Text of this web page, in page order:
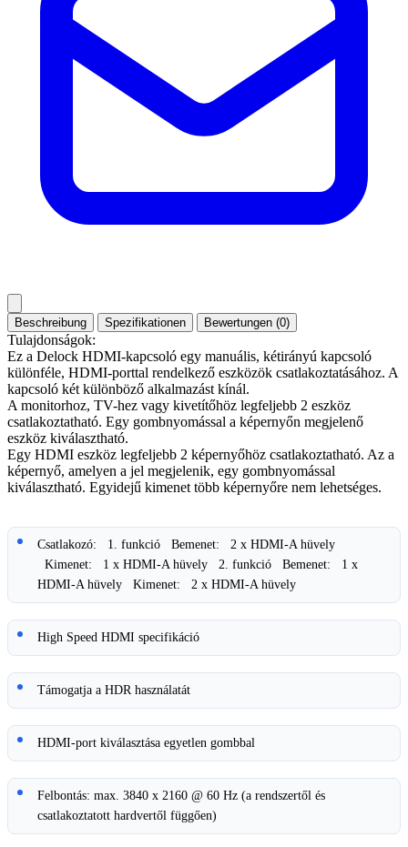
Beschreibung Spezifikationen Bewertungen (0)
Tulajdonságok:
Ez a Delock HDMI-kapcsoló egy manuális, kétirányú kapcsoló
különféle, HDMI-porttal rendelkező eszközök csatlakoztatásához. A
kapcsoló két különböző alkalmazást kínál.
A monitorhoz, TV-hez vagy kivetítőhöz legfeljebb 2 eszköz
csatlakoztatható. Egy gombnyomással a képernyőn megjelenő
eszköz kiválasztható.
Egy HDMI eszköz legfeljebb 2 képernyőhöz csatlakoztatható. Az a
képernyő, amelyen a jel megjelenik, egy gombnyomással
kiválasztható. Egyidejű kimenet több képernyőre nem lehetséges.
Csatlakozó: 1. funkció Bemenet: 2 x HDMI-A hüvely
Kimenet: 1 x HDMI-A hüvely 2. funkció Bemenet: 1 x
HDMI-A hüvely Kimenet: 2 x HDMI-A hüvely
High Speed HDMI specifikáció
Támogatja a HDR használatát
HDMI-port kiválasztása egyetlen gombbal
Felbontás: max. 3840 x 2160 @ 60 Hz (a rendszertől és
csatlakoztatott hardvertől függően)